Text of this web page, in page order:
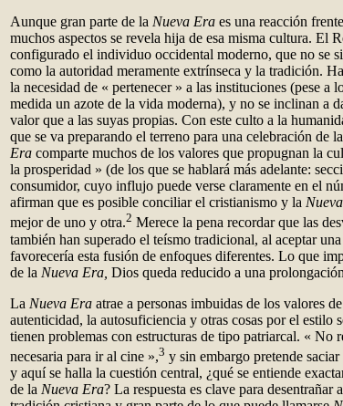
Aunque gran parte de la Nueva Era es una reacción
muchos aspectos se revela hija de esa misma cultura. El
configurado el individuo occidental moderno, que no se
como la autoridad meramente extrínseca y la tradición.
la necesidad de « pertenecer » a las instituciones (pese a
medida un azote de la vida moderna), y no se inclinan a
valor que a las suyas propias. Con este culto a la
que se va preparando el terreno para una celebración de
Era comparte muchos de los valores que propugnan la
la prosperidad » (de los que se hablará más adelante:
consumidor, cuyo influjo puede verse claramente en el
afirman que es posible conciliar el cristianismo y la
mejor de uno y otra.2 Merece la pena recordar que las
también han superado el teísmo tradicional, al aceptar
favorecería esta fusión de enfoques diferentes. Lo que
de la Nueva Era, Dios queda reducido a una
La Nueva Era atrae a personas imbuidas de los valores
autenticidad, la autosuficiencia y otras cosas por el estilo
tienen problemas con estructuras de tipo patriarcal. « No
necesaria para ir al cine »,3 y sin embargo pretende
y aquí se halla la cuestión central, ¿qué se entiende
de la Nueva Era? La respuesta es clave para desentrañar